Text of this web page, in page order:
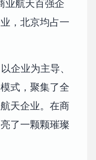
业航天百强企
，北京均占一
企业为主导、
式，聚集了全
天企业。在商
了一颗颗璀璨